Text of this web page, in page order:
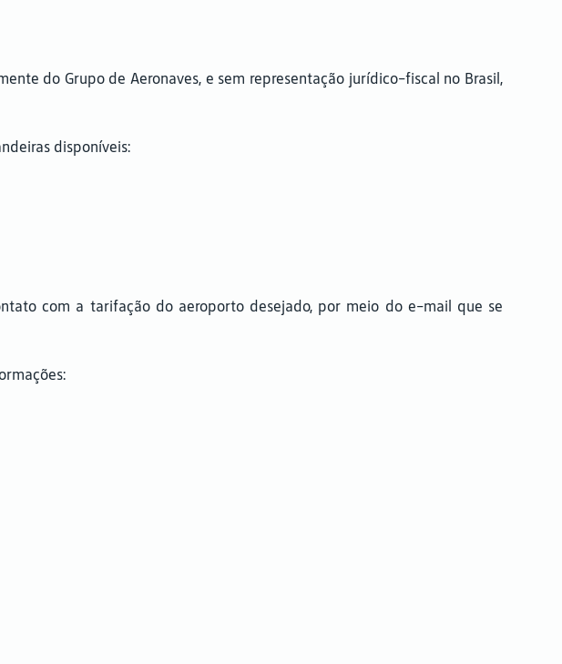
do Grupo de Aeronaves, e sem representação jurídico-fiscal no Brasil,
disponíveis:
com a tarifação do aeroporto desejado, por meio do e-mail que se